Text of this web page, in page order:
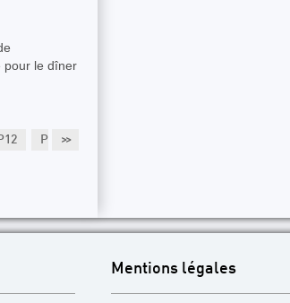
pour le dîner
>>
P13
Mentions légales